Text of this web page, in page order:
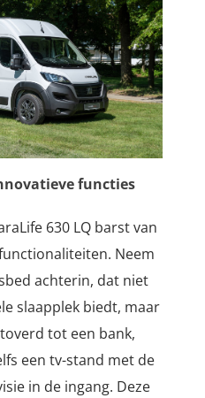
functies
630 LQ barst van
Neem
achterin, dat niet
slaapplek biedt, maar
tot een bank,
een tv-stand met de
in de ingang. Deze